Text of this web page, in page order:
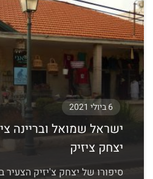
6 ביולי 2021
ישראל שמואל ובריינה
יצחק ציזיק
סיפורו של יצחק צ'יזיק הצעיר